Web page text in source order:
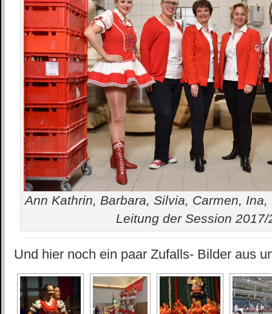
Ann Kathrin, Barbara, Silvia, Carmen, Ina,
Leitung der Session 2017/
Und hier noch ein paar Zufalls- Bilder aus